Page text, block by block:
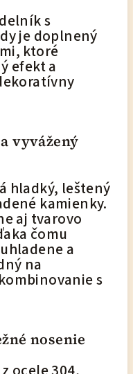
s
je doplnený
ktoré
efekt a
vyvážený
hladký, leštený
kamienky.
aj tvarovo
čomu
a
na
s
nosenie